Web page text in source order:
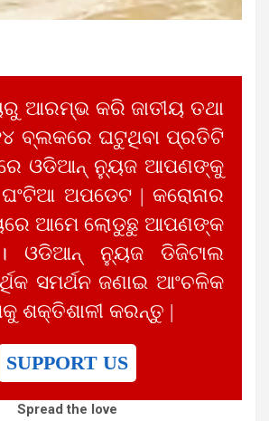
ଆରମ୍ଭ କରି ଜାତୀୟ ତଥା
ବ୍ଲକରେ ଘଟୁଥିବା ପ୍ରତିଟି
ଓଡିଆନ୍ ନ୍ୟୁଜ ଆପଣଙ୍କୁ
ଅପଡେଟ | କରୋନାର
ଆମେ ଲୋଡୁଛୁ ଆପଣଙ୍କ
ଓଡିଆନ୍ ନ୍ୟୁଜ ଡିଜିଟାଲ
ସମର୍ଥନ ଜଣାଇ ଆଂଚଳିକ
ଶକ୍ତିଶାଳୀ କରନ୍ତୁ |
SUPPORT US
Spread the love